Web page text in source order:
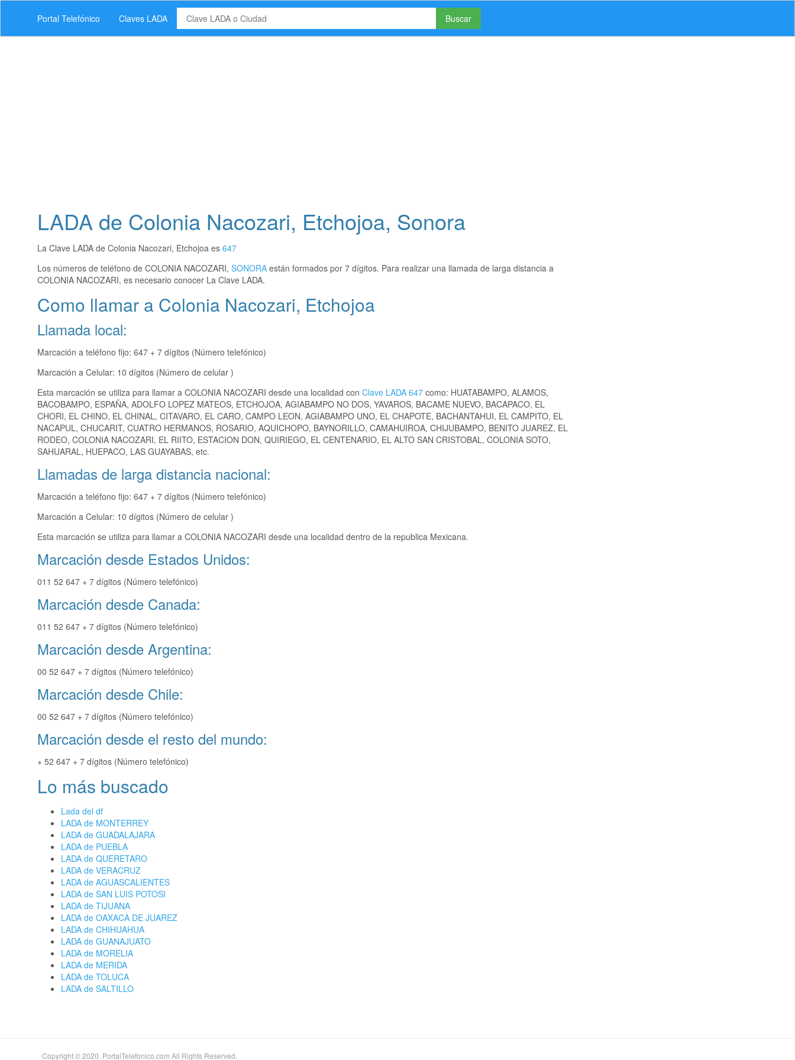
Portal Telefónico Claves LADA Buscar
LADA de Colonia Nacozari, Etchojoa, Sonora
La Clave LADA de Colonia Nacozari, Etchojoa es 647
Los números de teléfono de COLONIA NACOZARI, SONORA están formados por 7 dígitos. Para realizar una llamada de larga distancia a
COLONIA NACOZARI, es necesario conocer La Clave LADA.
Como llamar a Colonia Nacozari, Etchojoa
Llamada local:
Marcación a teléfono fijo: 647 + 7 dígitos (Número telefónico)
Marcación a Celular: 10 dígitos (Número de celular )
Esta marcación se utiliza para llamar a COLONIA NACOZARI desde una localidad con Clave LADA 647 como: HUATABAMPO, ALAMOS,
BACOBAMPO, ESPAÑA, ADOLFO LOPEZ MATEOS, ETCHOJOA, AGIABAMPO NO DOS, YAVAROS, BACAME NUEVO, BACAPACO, EL
CHORI, EL CHINO, EL CHINAL, CITAVARO, EL CARO, CAMPO LEON, AGIABAMPO UNO, EL CHAPOTE, BACHANTAHUI, EL CAMPITO, EL
NACAPUL, CHUCARIT, CUATRO HERMANOS, ROSARIO, AQUICHOPO, BAYNORILLO, CAMAHUIROA, CHIJUBAMPO, BENITO JUAREZ, EL
RODEO, COLONIA NACOZARI, EL RIITO, ESTACION DON, QUIRIEGO, EL CENTENARIO, EL ALTO SAN CRISTOBAL, COLONIA SOTO,
SAHUARAL, HUEPACO, LAS GUAYABAS, etc.
Llamadas de larga distancia nacional:
Marcación a teléfono fijo: 647 + 7 dígitos (Número telefónico)
Marcación a Celular: 10 dígitos (Número de celular )
Esta marcación se utiliza para llamar a COLONIA NACOZARI desde una localidad dentro de la republica Mexicana.
Marcación desde Estados Unidos:
011 52 647 + 7 dígitos (Número telefónico)
Marcación desde Canada:
011 52 647 + 7 dígitos (Número telefónico)
Marcación desde Argentina:
00 52 647 + 7 dígitos (Número telefónico)
Marcación desde Chile:
00 52 647 + 7 dígitos (Número telefónico)
Marcación desde el resto del mundo:
+ 52 647 + 7 dígitos (Número telefónico)
Lo más buscado
Lada del df
LADA de MONTERREY
LADA de GUADALAJARA
LADA de PUEBLA
LADA de QUERETARO
LADA de VERACRUZ
LADA de AGUASCALIENTES
LADA de SAN LUIS POTOSI
LADA de TIJUANA
LADA de OAXACA DE JUAREZ
LADA de CHIHUAHUA
LADA de GUANAJUATO
LADA de MORELIA
LADA de MERIDA
LADA de TOLUCA
LADA de SALTILLO
Copyright © 2020. PortalTelefonico.com All Rights Reserved.